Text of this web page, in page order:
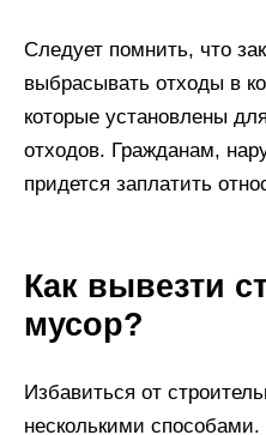
Следует помнить, что
выбрасывать отходы в
которые установлены
отходов. Гражданам,
придется заплатить
Как вывезти
мусор?
Избавиться от
несколькими способами.